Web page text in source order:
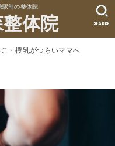
駅前の整体院
体院 SEARCH
・授乳がつらいママへ